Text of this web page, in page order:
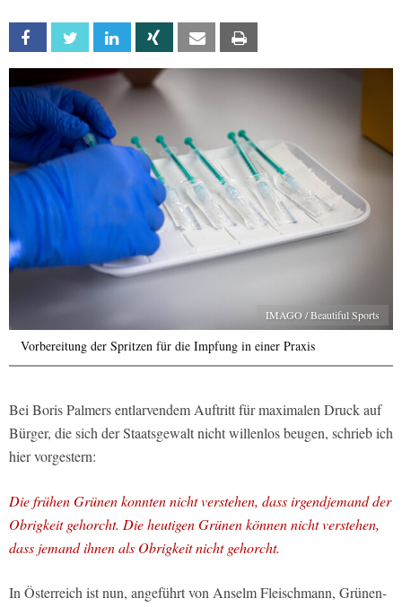
Facebook Twitter Linkedin Xing Email
IMAGO / Beautiful Sports
Vorbereitung der Spritzen für die Impfung in einer Praxis
Bei Boris Palmers entlarvendem Auftritt für maximalen Druck auf
Bürger, die sich der Staatsgewalt nicht willenlos beugen, schrieb ich
hier vorgestern:
Die frühen Grünen konnten nicht verstehen, dass irgendjemand der
Obrigkeit gehorcht. Die heutigen Grünen können nicht verstehen,
dass jemand ihnen als Obrigkeit nicht gehorcht.
In Österreich ist nun, angeführt von Anselm Fleischmann, Grünen-